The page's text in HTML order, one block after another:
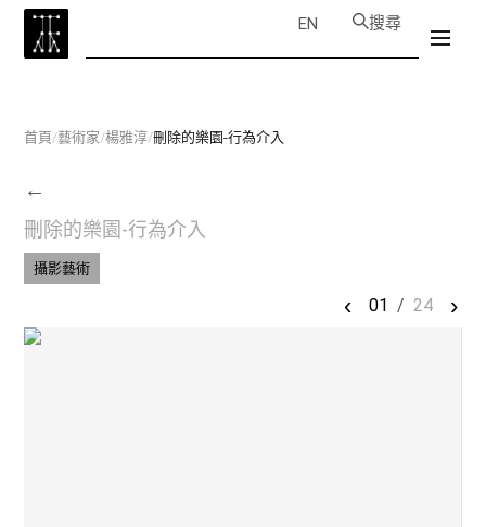
EN 搜尋
首頁/藝術家/楊雅淳/刪除的樂園-行為介入
←
刪除的樂園-行為介入
攝影藝術
‹ 01 / 24 ›